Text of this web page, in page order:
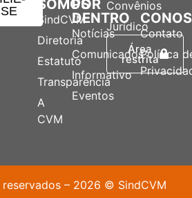
SE
SOMOS
SindCVM
Diretoria
Estatuto
Transparência
A
CVM
POR
DENTRO
Notícias
Comunicados
Informativo
Eventos
Convênios
Jurídico
Área
restrita
Contato
Política
– 2026 © SindCVM